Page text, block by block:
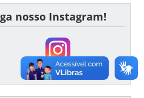
nosso Instagram!